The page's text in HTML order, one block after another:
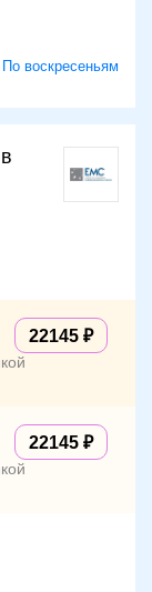
По воскресеньям
22145
22145